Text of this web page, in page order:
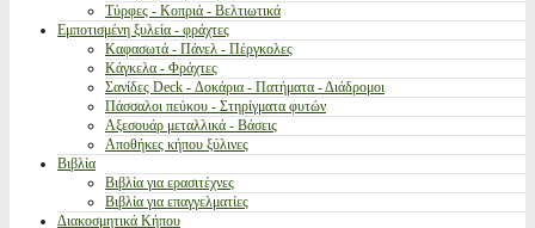
Τύρφες - Κοπριά - Βελτιωτικά
Εμποτισμένη ξυλεία - φράχτες
Καφασωτά - Πάνελ - Πέργκολες
Κάγκελα - Φράχτες
Σανίδες Deck - Δοκάρια - Πατήματα - Διάδρομοι
Πάσσαλοι πεύκου - Στηρίγματα φυτών
Αξεσουάρ μεταλλικά - Βάσεις
Αποθήκες κήπου ξύλινες
Βιβλία
Βιβλία για ερασιτέχνες
Βιβλία για επαγγελματίες
Διακοσμητικά Κήπου